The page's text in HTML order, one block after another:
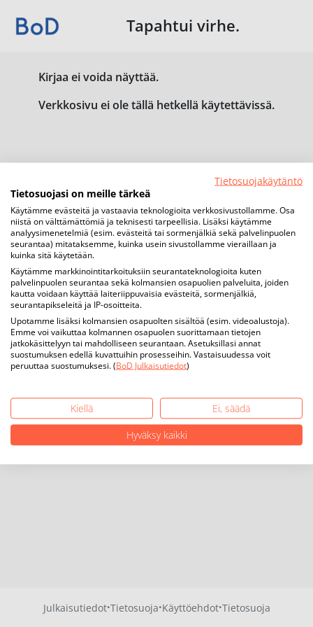
Tapahtui virhe.
Kirjaa ei voida näyttää.
Verkkosivu ei ole tällä hetkellä käytettävissä.
Julkaisutiedot·Tietosuoja·Käyttöehdot·Tietosuoja
Tietosuojakäytäntö
Tietosuojasi on meille tärkeä
Käytämme evästeitä ja vastaavia teknologioita verkkosivustollamme. Osa
niistä on välttämättömiä ja teknisesti tarpeellisia. Lisäksi käytämme
analyysimenetelmiä (esim. evästeitä tai sormenjälkiä sekä palvelinpuolen
seurantaa) mitataksemme, kuinka usein sivustollamme vieraillaan ja
kuinka sitä käytetään.
Käytämme markkinointitarkoituksiin seurantateknologioita kuten
palvelinpuolen seurantaa sekä kolmansien osapuolien palveluita, joiden
kautta voidaan käyttää laiteriippuvaisia evästeitä, sormenjälkiä,
seurantapikseleitä ja IP-osoitteita.
Upotamme lisäksi kolmansien osapuolten sisältöä (esim. videoalustoja).
Emme voi vaikuttaa kolmannen osapuolen suorittamaan tietojen
jatkokäsittelyyn tai mahdolliseen seurantaan. Asetuksillasi annat
suostumuksen edellä kuvattuihin prosesseihin. Vastaisuudessa voit
peruuttaa suostumuksesi. (BoD Julkaisutiedot)
Kiellä
Ei, säädä
Hyväksy kaikki